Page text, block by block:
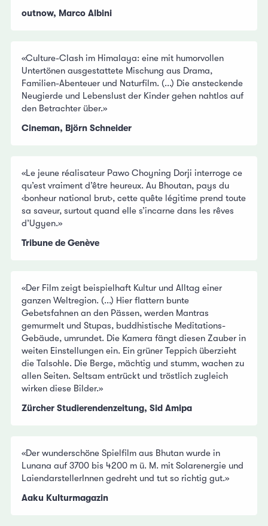
outnow, Marco Albini
«Culture-Clash im Himalaya: eine mit humorvollen
Untertönen ausgestattete Mischung aus Drama,
Familien-Abenteuer und Naturfilm. (...) Die ansteckende
Neugierde und Lebenslust der Kinder gehen nahtlos auf
den Betrachter über.»
Cineman, Björn Schneider
«Le jeune réalisateur Pawo Choyning Dorji interroge ce
qu’est vraiment d’être heureux. Au Bhoutan, pays du
‹bonheur national brut›, cette quête légitime prend toute
sa saveur, surtout quand elle s’incarne dans les rêves
d’Ugyen.»
Tribune de Genève
«Der Film zeigt beispielhaft Kultur und Alltag einer
ganzen Weltregion. (...) Hier flattern bunte
Gebetsfahnen an den Pässen, werden Mantras
gemurmelt und Stupas, buddhistische Meditations-
Gebäude, umrundet. Die Kamera fängt diesen Zauber in
weiten Einstellungen ein. Ein grüner Teppich überzieht
die Talsohle. Die Berge, mächtig und stumm, wachen zu
allen Seiten. Seltsam entrückt und tröstlich zugleich
wirken diese Bilder.»
Zürcher Studierendenzeitung, Sid Amipa
«Der wunderschöne Spielfilm aus Bhutan wurde in
Lunana auf 3700 bis 4200 m ü. M. mit Solarenergie und
LaiendarstellerInnen gedreht und tut so richtig gut.»
Aaku Kulturmagazin